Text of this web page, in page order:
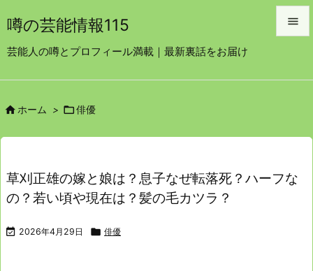
噂の芸能情報115
芸能人の噂とプロフィール満載｜最新裏話をお届け

前へ
次へ
ホーム > 俳優
草刈正雄の嫁と娘は？息子なぜ転落死？ハーフな
の？若い頃や現在は？髪の毛カツラ？
 2026年4月29日  俳優